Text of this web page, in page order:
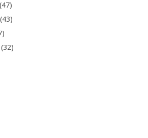
(47)
(43)
(32)